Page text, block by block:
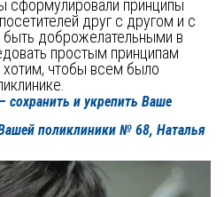
друг с другом и с
доброжелательными в
простым принципам
чтобы всем было
сохранить и укрепить Ваше
поликлиники № 68, Наталья